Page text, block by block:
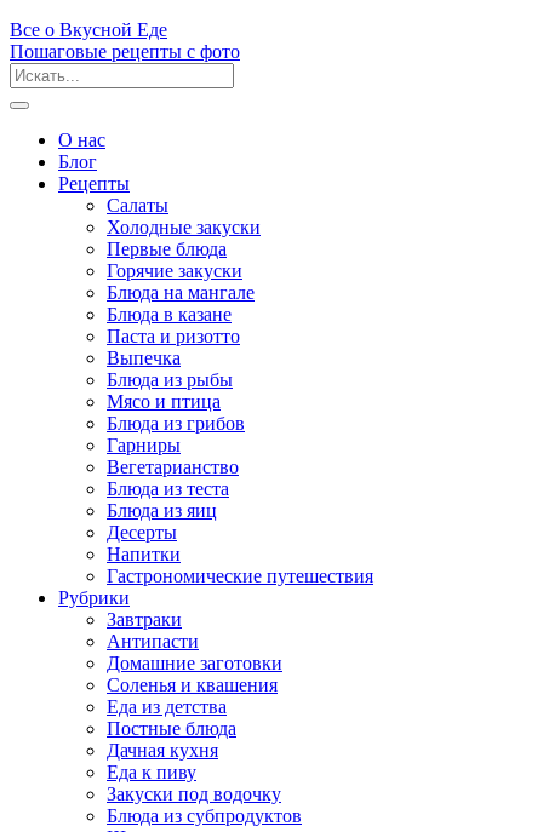
Все о Вкусной Еде
Пошаговые рецепты с фото
О нас
Блог
Рецепты
Салаты
Холодные закуски
Первые блюда
Горячие закуски
Блюда на мангале
Блюда в казане
Паста и ризотто
Выпечка
Блюда из рыбы
Мясо и птица
Блюда из грибов
Гарниры
Вегетарианство
Блюда из теста
Блюда из яиц
Десерты
Напитки
Гастрономические путешествия
Рубрики
Завтраки
Антипасти
Домашние заготовки
Соленья и квашения
Еда из детства
Постные блюда
Дачная кухня
Еда к пиву
Закуски под водочку
Блюда из субпродуктов